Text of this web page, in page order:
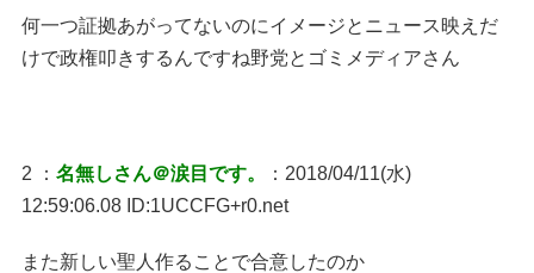
何一つ証拠あがってないのにイメージとニュース映えだ
けで政権叩きするんですね野党とゴミメディアさん
2 ： 名無しさん＠涙目です。
：2018/04/11(水)
12:59:06.08 ID:1UCCFG+r0.net
また新しい聖人作ることで合意したのか